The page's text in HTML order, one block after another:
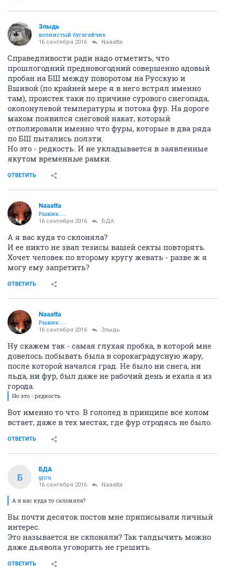
Злыдь
волнистый бугагайчик
16 сентября 2016 Naaatta
Справедливости ради надо отметить, что
прошлогодний предновогодний совершенно адовый
пробан на БШ между поворотом на Русскую и
Вшивой (по крайней мере я в него встрял именно
там), проистек таки по причине сурового снегопада,
околонулевой температуры и потока фур. На дороге
махом появился снеговой накат, который
отполировали именно что фуры, которые в два ряда
по БШ пытались ползти.
Но это - редкость. И не укладывается в заявленные
якутом временные рамки.
ОТВЕТИТЬ
Naaatta
Рыжик.....
16 сентября 2016 БДА
А я вас куда то склоняла?
И ее никто не звал тезисы вашей секты повторять.
Хочет человек по второму кругу жевать - разве ж я
могу ему запретить?
ОТВЕТИТЬ
Naaatta
Рыжик.....
16 сентября 2016 Злыдь
Ну скажем так - самая глухая пробка, в которой мне
довелось побывать была в сорокаградусную жару,
после которой начался град. Не было ни снега, ни
льда, ни фур, был даже не рабочий день и ехала я из
города.
Но это - редкость.
Вот именно то что. В гололед в принципе все колом
встает, даже в тех местах, где фур отродясь не было.
ОТВЕТИТЬ
Б
БДА
guru
16 сентября 2016 Naaatta
А я вас куда то склоняла?
Вы почти десяток постов мне приписывали личный
интерес.
Это называется не склоняли? Так талдычить можно
даже дьявола уговорить не грешить.
ОТВЕТИТЬ